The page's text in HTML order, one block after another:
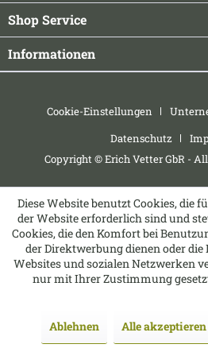
Shop Service
Informationen
Cookie-Einstellungen
Datenschutz
Copyright © Erich Vetter GbR -
Diese Website benutzt Cookies, die
der Website erforderlich sind und
Cookies, die den Komfort bei
der Direktwerbung dienen oder
Websites und sozialen Netzwerken
nur mit Ihrer Zustimmung
Ablehnen Alle akzeptieren